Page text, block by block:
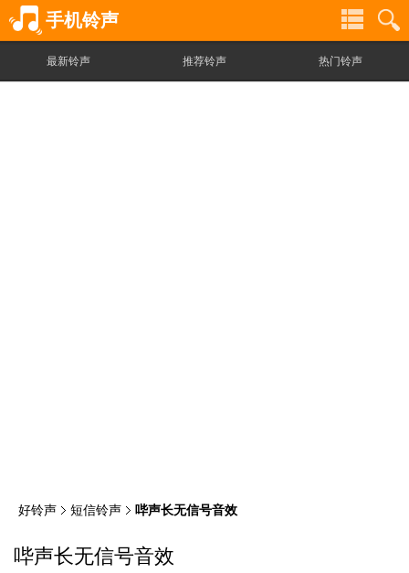
手机铃声
最新铃声 推荐铃声 热门铃声
好铃声 短信铃声 哔声长无信号音效
哔声长无信号音效